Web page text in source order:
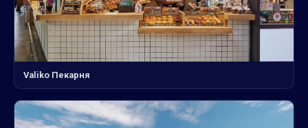
Valiko Пекарня